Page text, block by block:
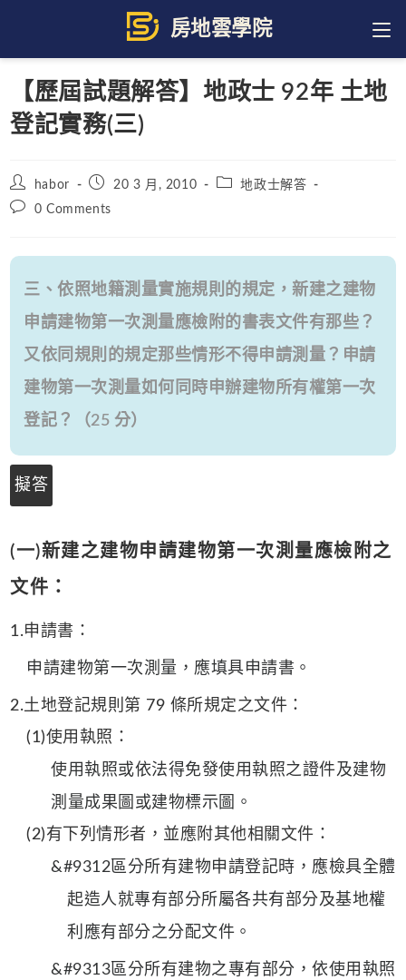
content
【歷屆試題解答】地政士 92年 土地
登記實務(三)
Post
author:
habor
Post20 3 月, 2010
Post地政士解答
Post0 Comments
三、依照地籍測量實施規則的規定，新建之建物
申請建物第一次測量應檢附的書表文件有那些？
又依同規則的規定那些情形不得申請測量？申請
建物第一次測量如何同時申辦建物所有權第一次
登記？（25 分）
擬答
(一)新建之建物申請建物第一次測量應檢附之
文件：
1.申請書：
申請建物第一次測量，應填具申請書。
2.土地登記規則第 79 條所規定之文件：
(1)使用執照：
使用執照或依法得免發使用執照之證件及建物
測量成果圖或建物標示圖。
(2)有下列情形者，並應附其他相關文件：
&#9312區分所有建物申請登記時，應檢具全體
起造人就專有部分所屬各共有部分及基地權
利應有部分之分配文件。
&#9313區分所有建物之專有部分，依使用執照